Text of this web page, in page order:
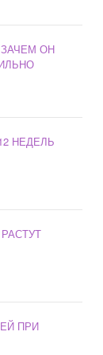
ОН
НЕДЕЛЬ
ПРИ